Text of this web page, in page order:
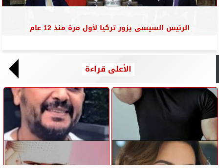
الرئيس السيسى يزور تركيا لأول مرة منذ 12 عام
الأعلى قراءة